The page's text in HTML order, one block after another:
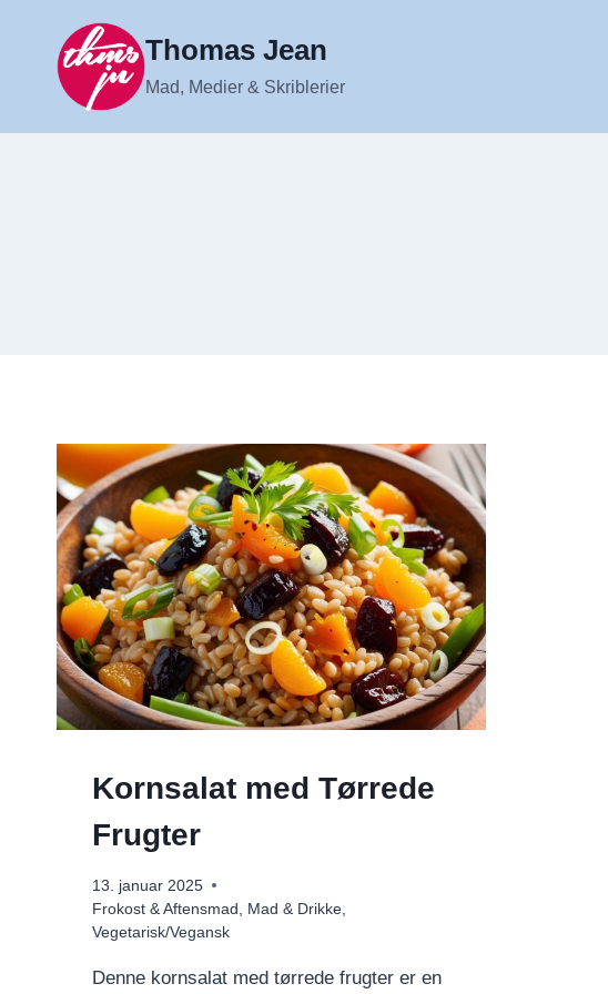
indhold
Thomas Jean
Mad, Medier & Skriblerier
Kornsalat med Tørrede
Frugter
13. januar 2025
Frokost & Aftensmad
Mad & Drikke
Vegetarisk/Vegansk
Denne kornsalat med tørrede frugter er en